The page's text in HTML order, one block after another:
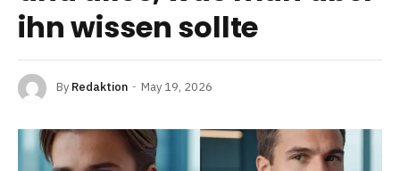
ihn wissen sollte
By Redaktion May 19, 2026